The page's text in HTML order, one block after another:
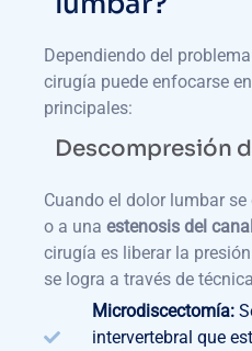
Dependiendo del
cirugía puede enfocarse
principales:
Descompresión
Cuando el dolor lumbar se
o a una estenosis del
cirugía es liberar la
se logra a través de
Microdiscectomía:
intervertebral que